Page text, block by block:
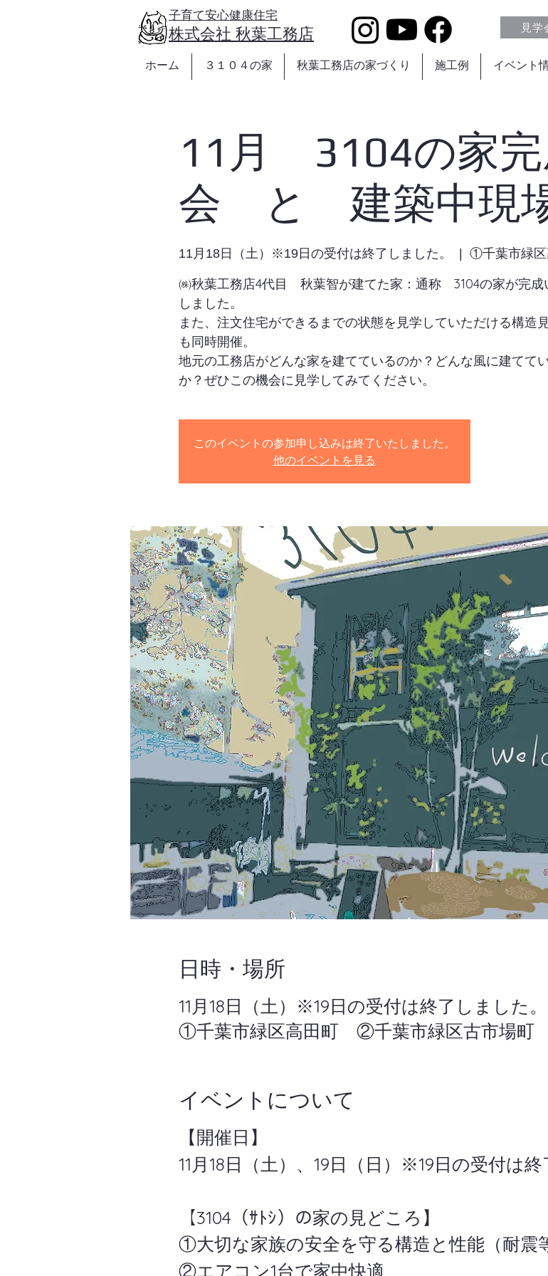
https://www.akibakoumuten.com/
​株式会社 秋葉工務店
子育て安心健康住宅
見学
ホーム ３１０４の家 秋葉工務店の家づくり 施工例 イベント
11月 3104の家完
会 と 建築中現
11月18日（土）※19日の受付は終了しました。 ①千葉市緑
㈱秋葉工務店4代目 秋葉智が建てた家：通称 3104の家が完成
しました。
また、注文住宅ができるまでの状態を見学していただける構造
も同時開催。
地元の工務店がどんな家を建てているのか？どんな風に建てて
か？ぜひこの機会に見学してみてください。
このイベントの参加申し込みは終了いたしました。
他のイベントを見る
日時・場所
11月18日（土）※19日の受付は終了しました。
①千葉市緑区高田町 ②千葉市緑区古市場町
イベントについて
【開催日】
11月18日（土）、19日（日）※19日の受付は終
【3104（ｻﾄｼ）の家の見どころ】
①大切な家族の安全を守る構造と性能（耐震
②エアコン1台で家中快適